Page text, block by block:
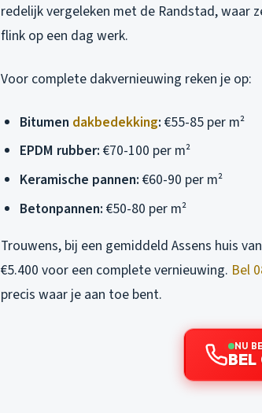
redelijk vergeleken met de Randstad, waar
flink op een dag werk.
Voor complete dakvernieuwing reken je op:
Bitumen dakbedekking: €55-85 per m²
EPDM rubber: €70-100 per m²
Keramische pannen: €60-90 per m²
Betonpannen: €50-80 per m²
Trouwens, bij een gemiddeld Assens huis
€5.400 voor een complete vernieuwing. Bel
precis waar je aan toe bent.
NU